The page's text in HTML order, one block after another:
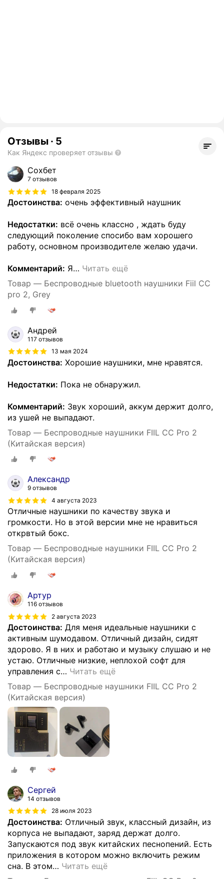
Отзывы · 5
Как Яндекс проверяет отзывы
Сохбет
7 отзывов
18 февраля 2025
Достоинства: очень эффективный наушник
Недостатки: всё очень классно , ждать буду
следующий поколение спосибо вам хорошего
работу, основном производителе желаю удачи.
Комментарий: Я… Читать ещё
Товар — Беспроводные bluetooth наушники Fiil CC
pro 2, Grey
Андрей
117 отзывов
13 мая 2024
Достоинства: Хорошие наушники, мне нравятся.
Недостатки: Пока не обнаружил.
Комментарий: Звук хороший, аккум держит долго,
из ушей не выпадают.
Товар — Беспроводные наушники FIIL CC Pro 2
(Китайская версия)
Александр
9 отзывов
4 августа 2023
Отличные наушники по качеству звука и
громкости. Но в этой версии мне не нравиться
открвтый бокс.
Товар — Беспроводные наушники FIIL CC Pro 2
(Китайская версия)
Артур
116 отзывов
2 августа 2023
Достоинства: Для меня идеальные наушники с
активным шумодавом. Отличный дизайн, сидят
здорово. Я в них и работаю и музыку слушаю и не
устаю. Отличные низкие, неплохой софт для
управления с… Читать ещё
Товар — Беспроводные наушники FIIL CC Pro 2
(Китайская версия)
Сергей
14 отзывов
28 июля 2023
Достоинства: Отличный звук, классный дизайн, из
корпуса не выпадают, заряд держат долго.
Запускаются под звук китайских песнопений. Есть
приложения в котором можно включить режим
сна. В этом… Читать ещё